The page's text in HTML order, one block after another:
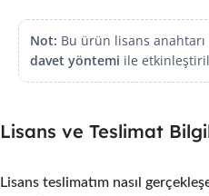
Not: Bu ürün lisans
davet yöntemi ile
Lisans ve Teslimat
Lisans teslimatım nasıl